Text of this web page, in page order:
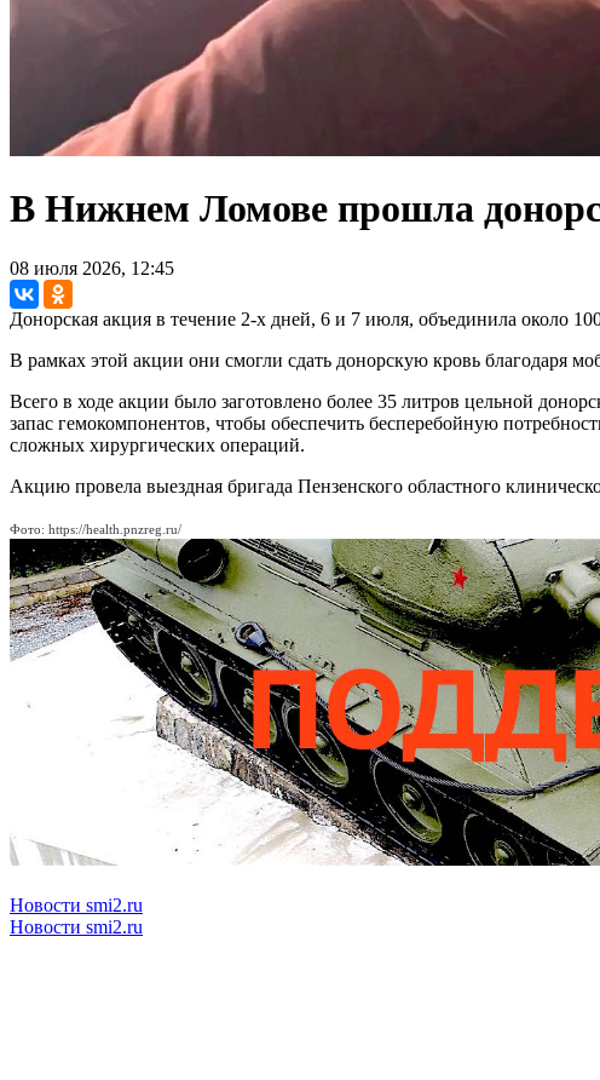
В Нижнем Ломове прошла
08 июля 2026, 12:45
Донорская акция в течение 2-х дней, 6 и 7 июля, объединила около
В рамках этой акции они смогли сдать донорскую кровь благодаря
Всего в ходе акции было заготовлено более 35 литров цельной
запас гемокомпонентов, чтобы обеспечить бесперебойную
сложных хирургических операций.
Акцию провела выездная бригада Пензенского областного
Фото: https://health.pnzreg.ru/
Новости smi2.ru
Новости smi2.ru